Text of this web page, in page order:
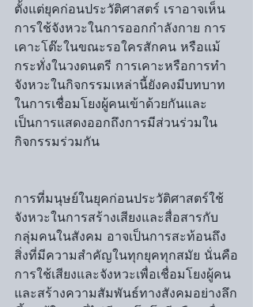
ตั้งแต่ยุคก่อนประวัติศาสตร์ เราอาจเห็น
การใช้จังหวะในการออกกำลังกาย การ
เคาะโต๊ะในขณะรอใครสักคน หรือแม้
กระทั่งในวงดนตรี การเคาะหรือการทำ
จังหวะในกิจกรรมเหล่านี้ยังคงมีบทบาท
ในการเชื่อมโยงผู้คนเข้าด้วยกันและ
เป็นการแสดงออกถึงการมีส่วนร่วมใน
กิจกรรมร่วมกัน
การที่มนุษย์ในยุคก่อนประวัติศาสตร์ใช้
จังหวะในการสร้างเสียงและสื่อสารกับ
กลุ่มคนในสังคม อาจเป็นการสะท้อนถึง
สิ่งที่มีความสำคัญในทุกยุคทุกสมัย นั่นคือ
การใช้เสียงและจังหวะเพื่อเชื่อมโยงผู้คน
และสร้างความสัมพันธ์ทางสังคมอย่างลึก